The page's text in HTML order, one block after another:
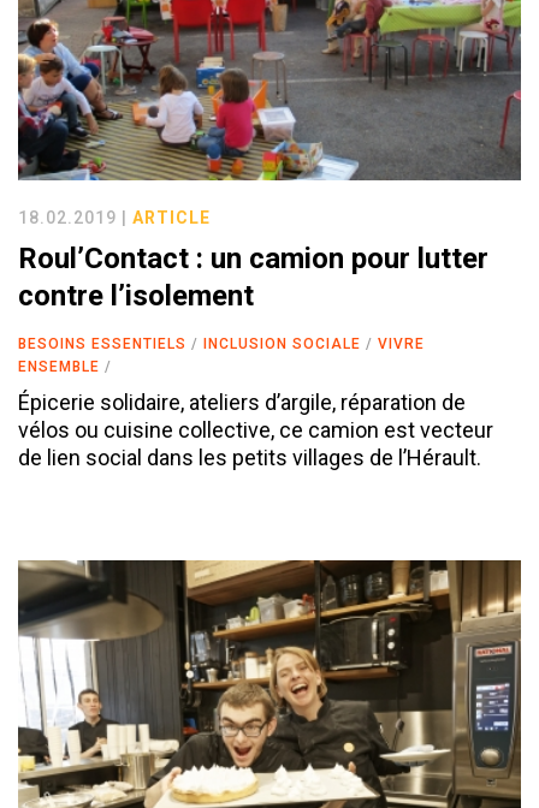
18.02.2019 | ARTICLE
Roul’Contact : un camion pour lutter
contre l’isolement
BESOINS ESSENTIELS INCLUSION SOCIALE
VIVRE
ENSEMBLE
Épicerie solidaire, ateliers d’argile, réparation de
vélos ou cuisine collective, ce camion est vecteur
de lien social dans les petits villages de l’Hérault.